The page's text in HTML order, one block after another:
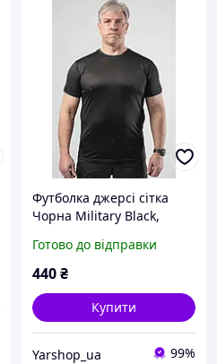
Футболка джерсі сітка
Чорна Military Black,
потовідвідна, футболка
поліція
Готово до відправки
440₴
Купити
Yarshop_ua 99%